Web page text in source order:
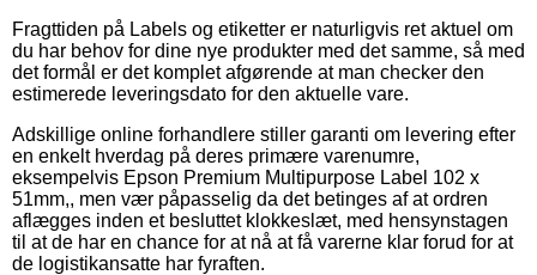
Fragttiden på Labels og etiketter er naturligvis ret aktuel om
du har behov for dine nye produkter med det samme, så med
det formål er det komplet afgørende at man checker den
estimerede leveringsdato for den aktuelle vare.
Adskillige online forhandlere stiller garanti om levering efter
en enkelt hverdag på deres primære varenumre,
eksempelvis Epson Premium Multipurpose Label 102 x
51mm,, men vær påpasselig da det betinges af at ordren
aflægges inden et besluttet klokkeslæt, med hensynstagen
til at de har en chance for at nå at få varerne klar forud for at
de logistikansatte har fyraften.